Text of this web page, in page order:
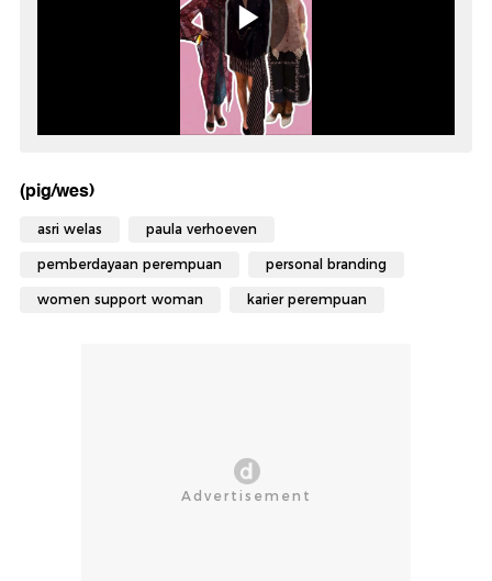
(pig/wes)
asri welas paula verhoeven
pemberdayaan perempuan personal branding
women support woman karier perempuan